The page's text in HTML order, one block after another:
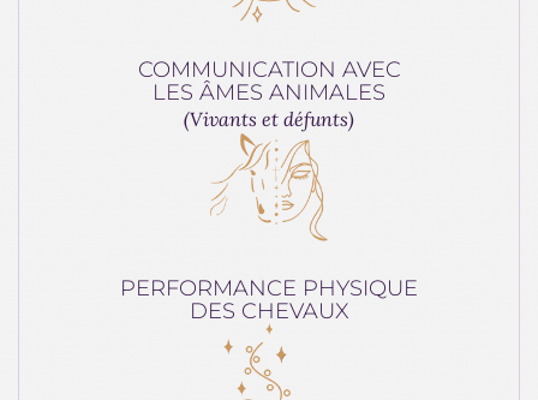
COMMUNICATION AVEC
LES ÂMES ANIMALES
(Vivants et défunts)
PERFORMANCE PHYSIQUE
DES CHEVAUX